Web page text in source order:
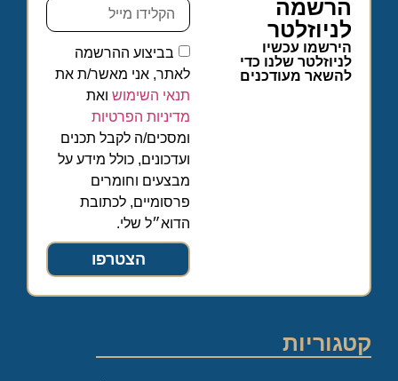
הרשמה
לניוזלטר
הירשמו עכשיו
לניוזלטר שלנו כדי
להשאר מעודכנים
בביצוע ההרשמה
לאתר, אני מאשר/ת את
תנאי השימוש ואת
מדיניות הפרטיות
ומסכים/ה לקבל תכנים
ועדכונים, כולל מידע על
מבצעים וחומרים
פרסומיים, לכתובת
הדוא״ל שלי.
הצטרפו
קטגוריות